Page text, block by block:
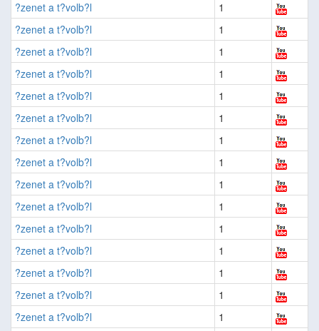
?zenet a t?volb?l
1
?zenet a t?volb?l
1
?zenet a t?volb?l
1
?zenet a t?volb?l
1
?zenet a t?volb?l
1
?zenet a t?volb?l
1
?zenet a t?volb?l
1
?zenet a t?volb?l
1
?zenet a t?volb?l
1
?zenet a t?volb?l
1
?zenet a t?volb?l
1
?zenet a t?volb?l
1
?zenet a t?volb?l
1
?zenet a t?volb?l
1
?zenet a t?volb?l
1